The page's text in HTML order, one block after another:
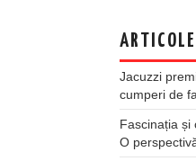
Jacuzzi
cumperi de
Fascinația și
O